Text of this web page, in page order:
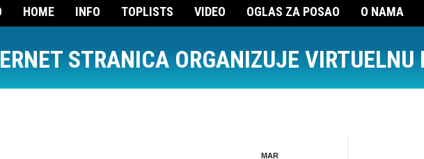
HOME INFO TOPLISTS VIDEO OGLAS ZA POSAO O NAMA
STRANICA ORGANIZUJE VIRTUELNU
MAR